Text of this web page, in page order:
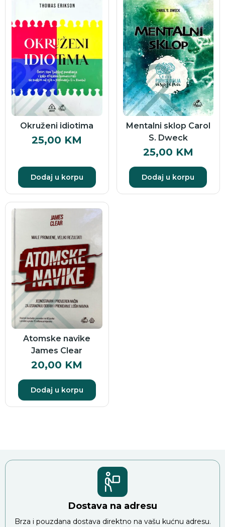
Okruženi idiotima
25,00 KM
Dodaj u korpu
Mentalni sklop Carol
S. Dweck
25,00 KM
Dodaj u korpu
Atomske navike
James Clear
20,00 KM
Dodaj u korpu
Dostava na adresu
Brza i pouzdana dostava direktno na vašu kućnu adresu.